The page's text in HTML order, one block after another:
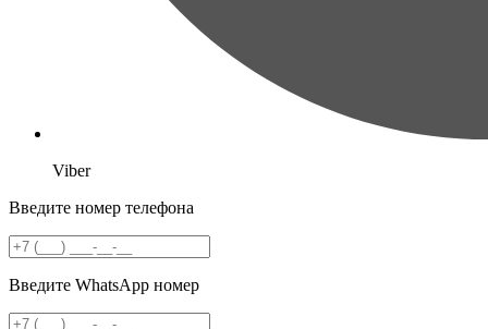
Viber
Введите номер телефона
Введите WhatsApp номер